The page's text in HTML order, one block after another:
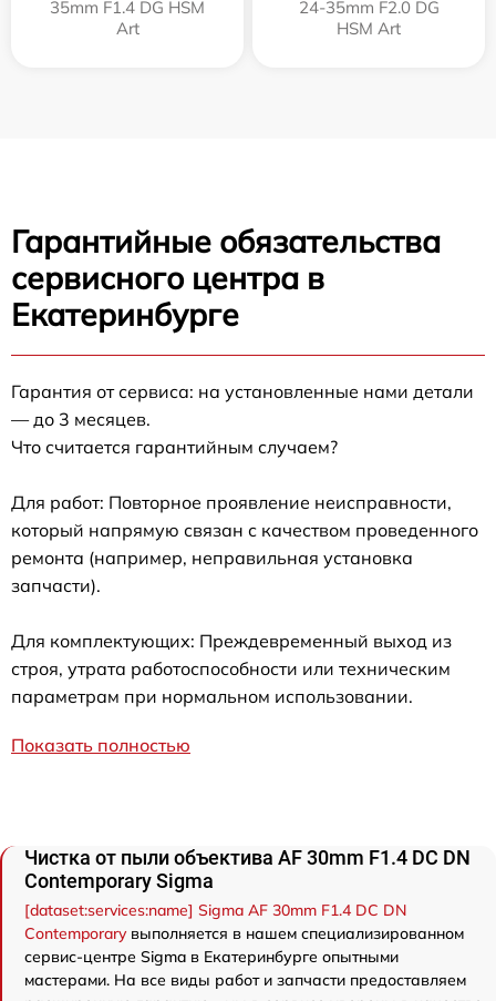
35mm F1.4 DG HSM
Art
24-35mm F2.0 DG
HSM Art
Гарантийные обязательства
сервисного центра в
Екатеринбурге
Гарантия от сервиса: на установленные нами детали
— до 3 месяцев.
Что считается гарантийным случаем?
Для работ: Повторное проявление неисправности,
который напрямую связан с качеством проведенного
ремонта (например, неправильная установка
запчасти).
Для комплектующих: Преждевременный выход из
строя, утрата работоспособности или техническим
параметрам при нормальном использовании.
Показать полностью
Чистка от пыли объектива AF 30mm F1.4 DC DN
Contemporary Sigma
[dataset:services:name] Sigma AF 30mm F1.4 DC DN
Contemporaryвыполняется в нашем специализированном
сервис-центре Sigma в Екатеринбурге опытными
мастерами. На все виды работ и запчасти предоставляем